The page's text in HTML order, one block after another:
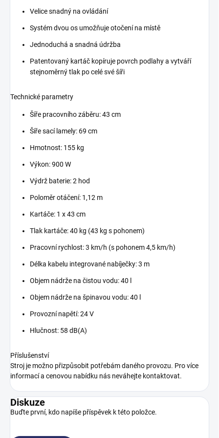
Velice snadný na ovládání
Systém dvou os umožňuje otočení na místě
Jednoduchá a snadná údržba
Patentovaný kartáč kopíruje povrch podlahy a vytváří
stejnoměrný tlak po celé své šíři
Technické parametry
Šíře pracovního záběru: 43 cm
Šíře sací lamely: 69 cm
Hmotnost: 155 kg
Výkon: 900 W
Výdrž baterie: 2 hod
Poloměr otáčení: 1,12 m
Kartáče: 1 x 43 cm
Tlak kartáče: 40 kg (43 kg s pohonem)
Pracovní rychlost: 3 km/h (s pohonem 4,5 km/h)
Délka kabelu integrované nabíječky: 3 m
Objem nádrže na čistou vodu: 40 l
Objem nádrže na špinavou vodu: 40 l
Provozní napětí: 24 V
Hlučnost: 58 dB(A)
Příslušenství
Stroj je možno přizpůsobit potřebám daného provozu. Pro více
informací a cenovou nabídku nás neváhejte kontaktovat.
Diskuze
Buďte první, kdo napíše příspěvek k této položce.